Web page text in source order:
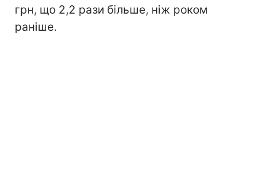
грн, що 2,2 рази більше, ніж роком
раніше.